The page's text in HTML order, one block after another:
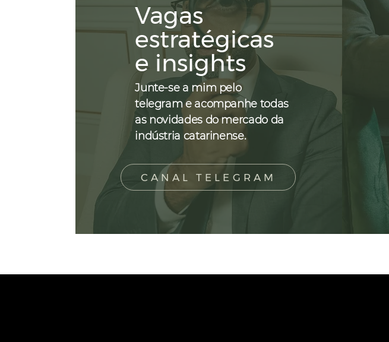
Vagas
estratégicas
e insights
Junte-se a mim pelo
telegram e acompanhe todas
as novidades do mercado da
indústria catarinense.
CANAL TELEGRAM